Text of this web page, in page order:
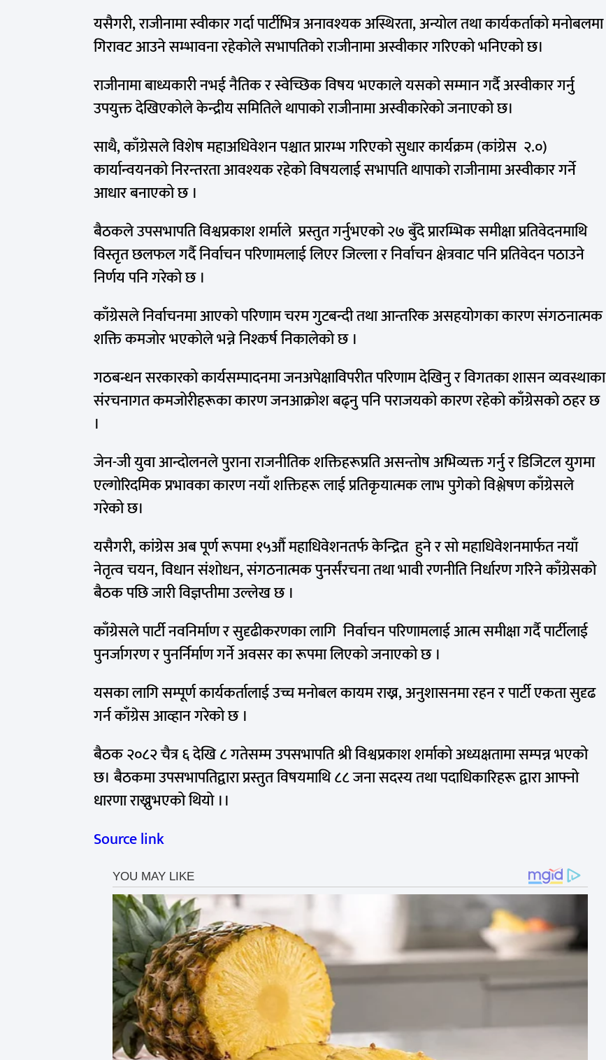
यसैगरी, राजीनामा स्वीकार गर्दा पार्टीभित्र अनावश्यक अस्थिरता, अन्योल तथा कार्यकर्ताको मनोबलमा
गिरावट आउने सम्भावना रहेकोले सभापतिको राजीनामा अस्वीकार गरिएको भनिएको छ।
राजीनामा बाध्यकारी नभई नैतिक र स्वेच्छिक विषय भएकाले यसको सम्मान गर्दै अस्वीकार गर्नु
उपयुक्त देखिएकोले केन्द्रीय समितिले थापाको राजीनामा अस्वीकारेको जनाएको छ।
साथै, काँग्रेसले विशेष महाअधिवेशन पश्चात प्रारम्भ गरिएको सुधार कार्यक्रम (कांग्रेस २.०)
कार्यान्वयनको निरन्तरता आवश्यक रहेको विषयलाई सभापति थापाको राजीनामा अस्वीकार गर्ने
आधार बनाएको छ ।
बैठकले उपसभापति विश्वप्रकाश शर्माले प्रस्तुत गर्नुभएको २७ बुँदे प्रारम्भिक समीक्षा प्रतिवेदनमाथि
विस्तृत छलफल गर्दै निर्वाचन परिणामलाई लिएर जिल्ला र निर्वाचन क्षेत्रवाट पनि प्रतिवेदन पठाउने
निर्णय पनि गरेको छ ।
काँग्रेसले निर्वाचनमा आएको परिणाम चरम गुटबन्दी तथा आन्तरिक असहयोगका कारण संगठनात्मक
शक्ति कमजोर भएकोले भन्ने निश्कर्ष निकालेको छ ।
गठबन्धन सरकारको कार्यसम्पादनमा जनअपेक्षाविपरीत परिणाम देखिनु र विगतका शासन व्यवस्थाका
संरचनागत कमजोरीहरूका कारण जनआक्रोश बढ्नु पनि पराजयको कारण रहेको काँग्रेसको ठहर छ
।
जेन-जी युवा आन्दोलनले पुराना राजनीतिक शक्तिहरूप्रति असन्तोष अभिव्यक्त गर्नु र डिजिटल युगमा
एल्गोरिदमिक प्रभावका कारण नयाँ शक्तिहरू लाई प्रतिकृयात्मक लाभ पुगेको विश्लेषण काँग्रेसले
गरेको छ।
यसैगरी, कांग्रेस अब पूर्ण रूपमा १५औँ महाधिवेशनतर्फ केन्द्रित हुने र सो महाधिवेशनमार्फत नयाँ
नेतृत्व चयन, विधान संशोधन, संगठनात्मक पुनर्संरचना तथा भावी रणनीति निर्धारण गरिने काँग्रेसको
बैठक पछि जारी विज्ञप्तीमा उल्लेख छ ।
काँग्रेसले पार्टी नवनिर्माण र सुदृढीकरणका लागि निर्वाचन परिणामलाई आत्म समीक्षा गर्दै पार्टीलाई
पुनर्जागरण र पुनर्निर्माण गर्ने अवसर का रूपमा लिएको जनाएको छ ।
यसका लागि सम्पूर्ण कार्यकर्तालाई उच्च मनोबल कायम राख्न, अनुशासनमा रहन र पार्टी एकता सुदृढ
गर्न काँग्रेस आव्हान गरेको छ ।
बैठक २०८२ चैत्र ६ देखि ८ गतेसम्म उपसभापति श्री विश्वप्रकाश शर्माको अध्यक्षतामा सम्पन्न भएको
छ। बैठकमा उपसभापतिद्वारा प्रस्तुत विषयमाथि ८८ जना सदस्य तथा पदाधिकारिहरू द्वारा आफ्नो
धारणा राख्नुभएको थियो ।।
Source link